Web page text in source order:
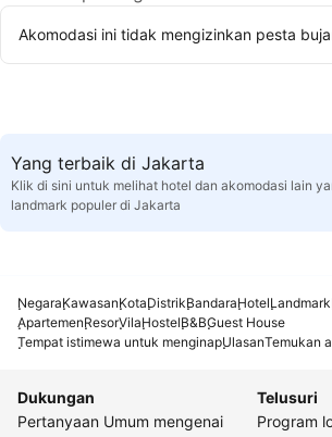
Akomodasi ini tidak mengizinkan pesta
Yang terbaik di Jakarta
Klik di sini untuk melihat hotel dan akomodasi lain
landmark populer di Jakarta
NegaraKawasanKotaDistrikBandaraHotelLandmark
ApartemenResorVilaHostelB&BGuest House
Tempat istimewa untuk menginapUlasanTemukan
Dukungan
Pertanyaan Umum mengenai
Telusuri
Program